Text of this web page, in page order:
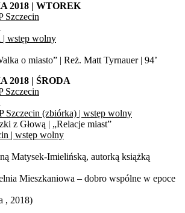
2018 | WTOREK
Szczecin
| wstęp wolny
o miasto” | Reż. Matt Tyrnauer | 94’
2018 | ŚRODA
Szczecin
Szczecin (zbiórka) | wstęp wolny
z Głową | „Relacje miast”
| wstęp wolny
Matysek-Imielińską, autorką książką
Mieszkaniowa – dobro wspólne w epoce
, 2018)